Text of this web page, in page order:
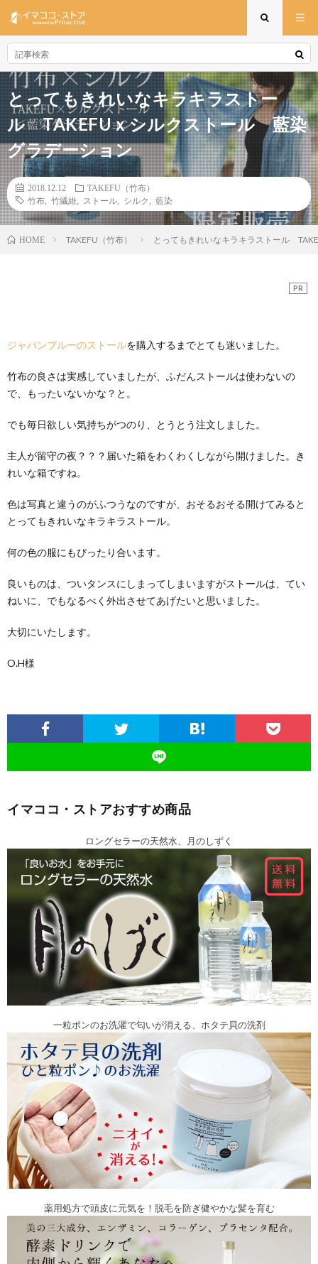
とってもきれいなキラキラストー
ル TAKEFUｘシルクストール 藍染
グラデーション
2018.12.12
TAKEFU（竹布）
竹布
竹繊維 ストール シルク 藍染
HOME TAKEFU（竹布） とってもきれいなキラキラストール
PR
ジャパンブルーのストールを購入するまでとても迷いました。
竹布の良さは実感していましたが、ふだんストールは使わないの
で、もったいないかな？と。
でも毎日欲しい気持ちがつのり、とうとう注文しました。
主人が留守の夜？？？届いた箱をわくわくしながら開けました。き
れいな箱ですね。
色は写真と違うのがふつうなのですが、おそるおそる開けてみると
とってもきれいなキラキラストール。
何の色の服にもぴったり合います。
良いものは、ついタンスにしまってしまいますがストールは、てい
ねいに、でもなるべく外出させてあげたいと思いました。
大切にいたします。
O.H様
イマココ・ストアおすすめ商品
ロングセラーの天然水、月のしずく
一粒ポンのお洗濯で匂いが消える、ホタテ貝の洗剤
薬用処方で頭皮に元気を！脱毛を防ぎ健やかな髪を育む